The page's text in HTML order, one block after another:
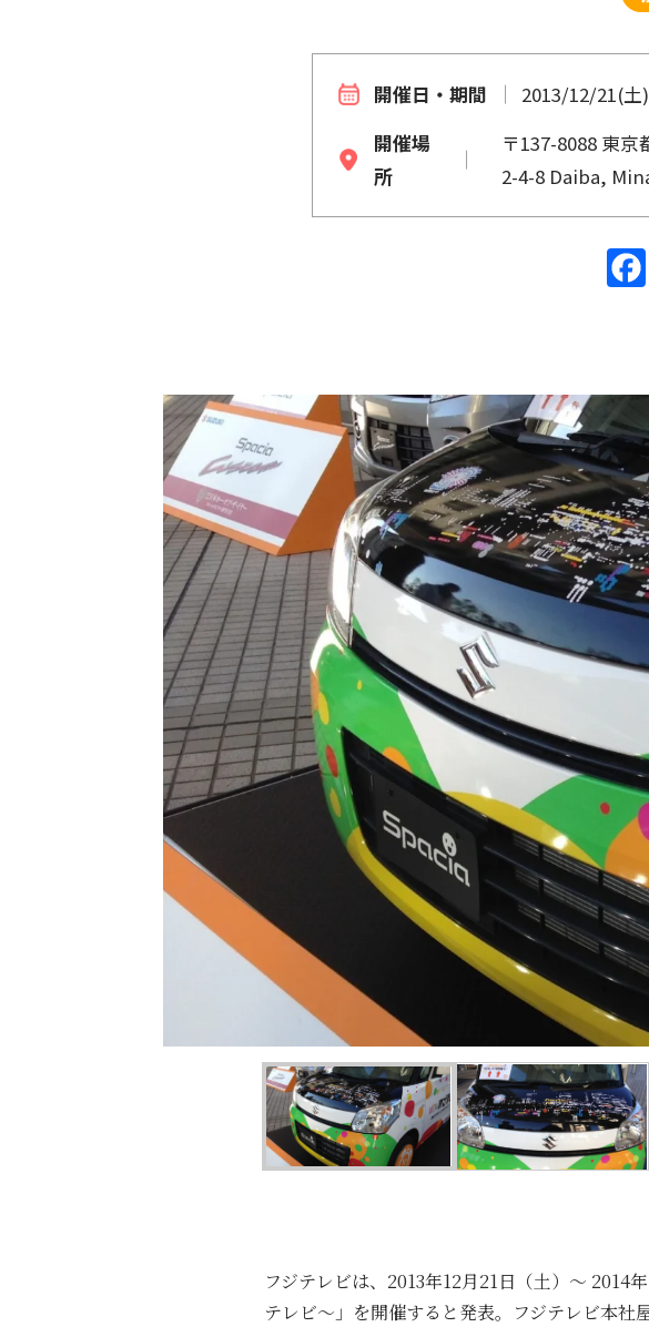
開催日・期間 2013/12/21(土)
開催場
所
〒137-8088 東
2-4-8 Daiba,
フジテレビは、2013年12月21日（土）～ 2014
テレビ～」を開催すると発表。フジテレビ本